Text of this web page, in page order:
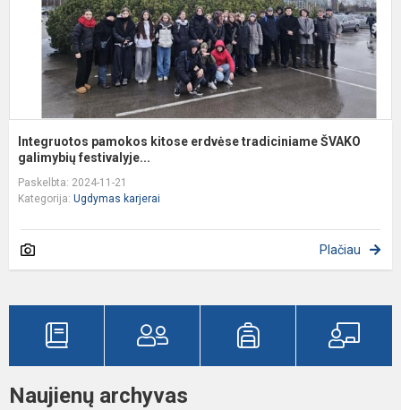
Integruotos pamokos kitose erdvėse tradiciniame ŠVAKO
galimybių festivalyje...
Paskelbta: 2024-11-21
Kategorija: Ugdymas karjerai
Plačiau
Naujienų archyvas